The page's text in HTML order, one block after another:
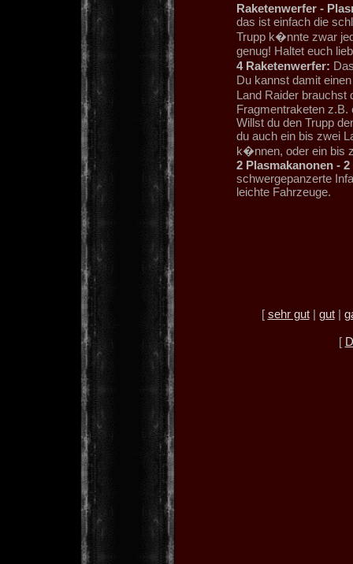
Raketenwerfer -
das ist einfach die
Trupp k�nnte zwar
genug! Haltet euch
4 Raketenwerfer:
Du kannst damit
Land Raider
Fragmentraketen z.B.
Willst du den Trupp
du auch ein bis zwei
k�nnen, oder ein bis
2 Plasmakanonen -
schwergepanzerte
leichte Fahrzeuge.
[ sehr gut| gut|
[